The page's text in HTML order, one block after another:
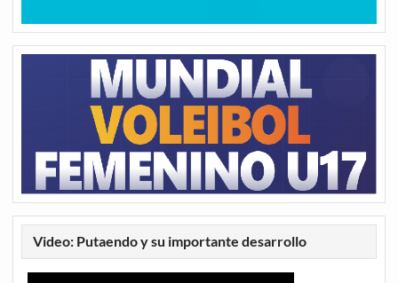
Video: Putaendo y su importante desarrollo